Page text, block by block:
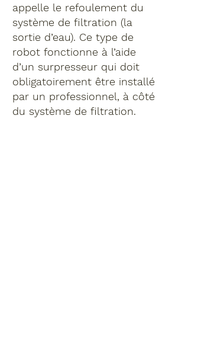
appelle le refoulement du
système de filtration (la
sortie d’eau). Ce type de
robot fonctionne à l’aide
d’un surpresseur qui doit
obligatoirement être installé
par un professionnel, à côté
du système de filtration.